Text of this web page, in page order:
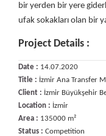
bir yerden bir yere
ufak sokakları olan bir
Project Details :
Date : 14.07.2020
Title : İzmir Ana Transfer
Client : İzmir Büyükşehir
Location : İzmir
Area : 135000 m²
Status : Competition